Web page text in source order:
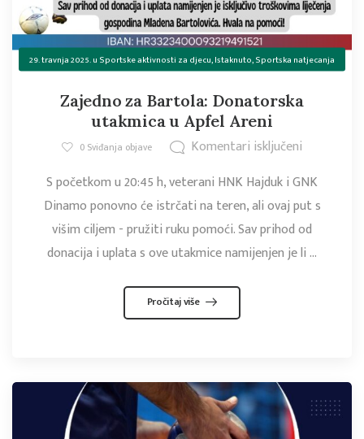
29. travnja 2025.u Sportske aktivnosti za djecu,Istaknuto,Sportska natjecanja
Zajedno za Bartola: Donatorska
utakmica u Apfel Areni
0Sviđanja objave
Komentari isključeni
S početkom u 20:45 h, veterani HNK Hajduk i GNK
Dinamo ponovno će istrčati na teren, ali ovaj put s
višim ciljem - pružiti ruku pomoći. Sav prihod od
donacija i uplata s ove utakmice namijenjen je li ...
Pročitaj više